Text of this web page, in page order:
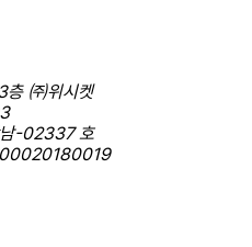
층 ㈜위시켓
남-02337 호